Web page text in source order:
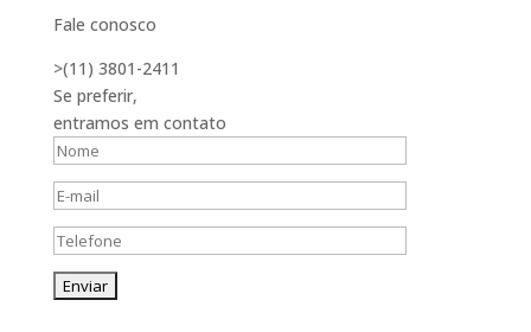
Fale conosco
>(11) 3801-2411
Se preferir,
entramos em contato